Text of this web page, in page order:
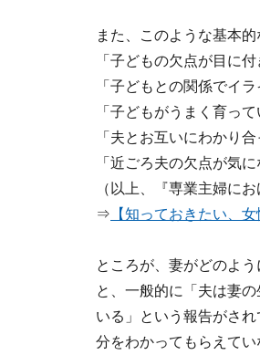
また、このような基本
「子どもの欠点が目に付
「子どもとの関係でイラ
「子どもがうまく育って
「夫とお互いにわかり
「近ごろ夫の欠点が気
（以上、『専業主婦に
⇒ 【知っておきたい、女
ところが、妻がどのよ
と、一般的に「夫は妻
いる」という報告がさ
分をわかってもらえて